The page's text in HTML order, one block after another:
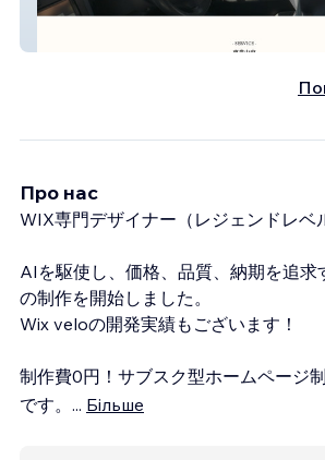
Про нас
WIX専門デザイナー（レジェンドレベ
AIを駆使し、価格、品質、納期を追
の制作を開始しました。
Wix veloの開発実績もございます！
制作費0円！サブスク型ホームページ
です。 ... Більше